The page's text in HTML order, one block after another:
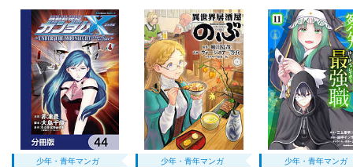
少年・青年マンガ 少年・青年マンガ 少年・青年マンガ